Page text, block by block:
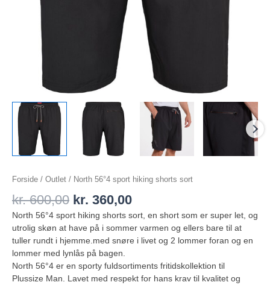
Forside / Outlet / North 56°4 sport hiking shorts sort
kr.600,00 kr. 360,00
North 56°4 sport hiking shorts sort, en short som er super let, og
utrolig skøn at have på i sommer varmen og ellers bare til at
tuller rundt i hjemme.med snøre i livet og 2 lommer foran og en
lommer med lynlås på bagen.
North 56°4 er en sporty fuldsortiments fritidskollektion til
Plussize Man. Lavet med respekt for hans krav til kvalitet og